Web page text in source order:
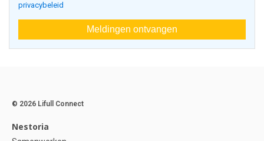
privacybeleid
Meldingen ontvangen
© 2026 Lifull Connect
Nestoria